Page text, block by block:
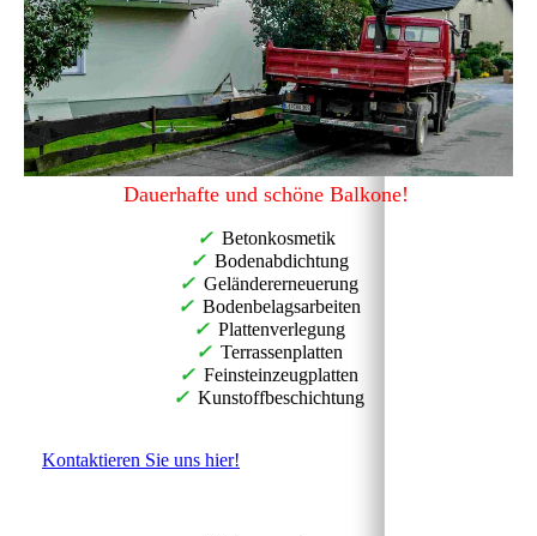
Dauerhafte und schöne Balkone!
✓Betonkosmetik
✓Bodenabdichtung
✓Geländererneuerung
✓Bodenbelagsarbeiten
✓Plattenverlegung
✓Terrassenplatten
✓Feinsteinzeugplatten
✓Kunstoffbeschichtung
Kontaktieren Sie uns hier!